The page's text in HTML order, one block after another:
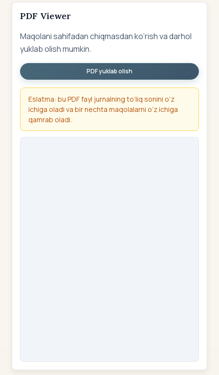
PDF Viewer
Maqolani sahifadan chiqmasdan ko‘rish va darhol
yuklab olish mumkin.
PDF yuklab olish
Eslatma: bu PDF fayl jurnalning to‘liq sonini o‘z
ichiga oladi va bir nechta maqolalarni o‘z ichiga
qamrab oladi.